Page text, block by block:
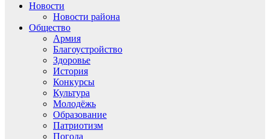
Новости
Новости района
Общество
Армия
Благоустройство
Здоровье
История
Конкурсы
Культура
Молодёжь
Образование
Патриотизм
Погода